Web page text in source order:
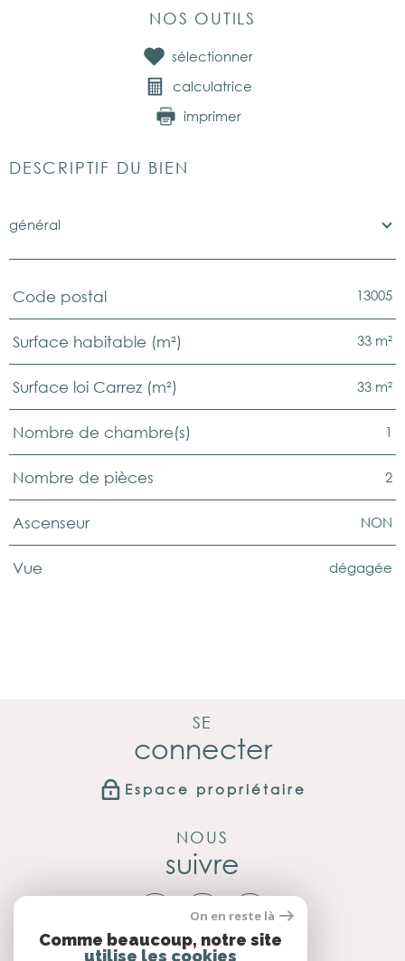
NOS OUTILS
sélectionner
calculatrice
imprimer
DESCRIPTIF DU BIEN
général
TRAD_PAMPERO_Caracteristique
Code postal 13005
Surface habitable (m²) 33 m²
Surface loi Carrez (m²) 33 m²
Nombre de chambre(s) 1
Nombre de pièces 2
Ascenseur NON
Vue dégagée
SE
connecter
Espace propriétaire
NOUS
suivre
On en reste là
Comme beaucoup, notre site
utilise les cookies